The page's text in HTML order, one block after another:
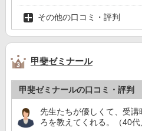
その他の口コミ・評判
甲斐ゼミナール
甲斐ゼミナールの口コミ・評判
先生たちが優しくて、受
ろを教えてくれる。（40代